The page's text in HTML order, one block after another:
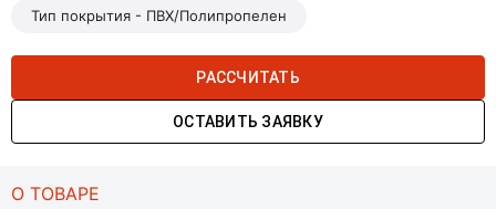
Тип покрытия - ПВХ/Полипропелен
РАССЧИТАТЬ
ОСТАВИТЬ ЗАЯВКУ
О ТОВАРЕ